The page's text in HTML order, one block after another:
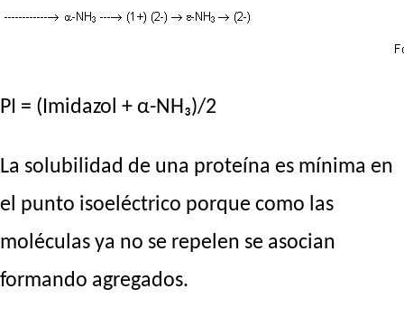
PI = (Imidazol + α-NH₃)/2
La solubilidad de una proteína es mínima en
el punto isoeléctrico porque como las
moléculas ya no se repelen se asocian
formando agregados.